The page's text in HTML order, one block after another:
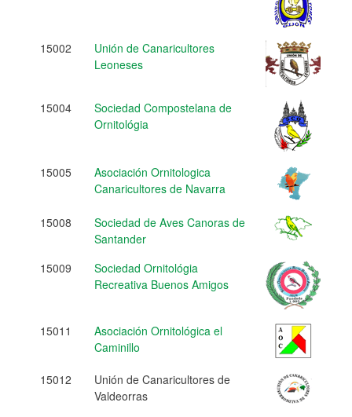
15002
Unión de Canaricultores
Leoneses
15004
Sociedad Compostelana de
Ornitológia
15005
Asociación Ornitologica
Canaricultores de Navarra
15008
Sociedad de Aves Canoras de
Santander
15009
Sociedad Ornitológia
Recreativa Buenos Amigos
15011
Asociación Ornitológica el
Caminillo
15012
Unión de Canaricultores de
Valdeorras